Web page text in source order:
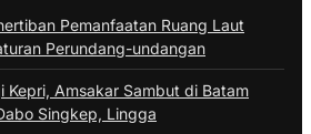
Pemanfaatan Ruang Laut
Perundang-undangan
Kepri, Amsakar Sambut di Batam
Singkep, Lingga